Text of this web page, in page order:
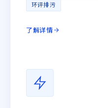
环评排污
了解详情